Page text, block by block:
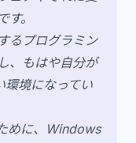
。
るプログラミン
、もはや自分が
環境になってい
めに、Windows